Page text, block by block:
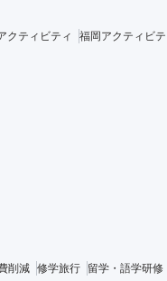
クティビティ 福岡アクティビテ
削減 修学旅行 留学・語学研修